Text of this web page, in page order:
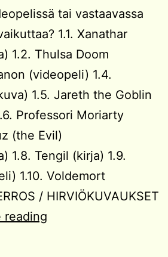
tai vastaavassa
1.1. Xanathar
1.2. Thulsa Doom
(videopeli) 1.4.
1.5. Jareth the Goblin
Professori Moriarty
(the Evil)
1.8. Tengil (kirja) 1.9.
1.10. Voldemort
/ HIRVIÖKUVAUKSET
reading